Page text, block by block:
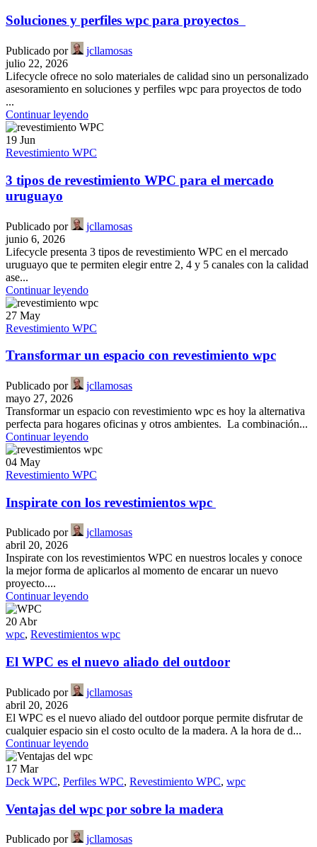
Soluciones y perfiles wpc para proyectos
Publicado por
jcllamosas
julio 22, 2026
Lifecycle ofrece no solo materiales de calidad sino un personalizado
asesoramiento en soluciones y perfiles wpc para proyectos de todo
...
Continuar leyendo
19 Jun
Revestimiento WPC
3 tipos de revestimiento WPC para el mercado
uruguayo
Publicado por
jcllamosas
junio 6, 2026
Lifecycle presenta 3 tipos de revestimiento WPC en el mercado
uruguayo que te permiten elegir entre 2, 4 y 5 canales con la calidad
ase...
Continuar leyendo
27 May
Revestimiento WPC
Transformar un espacio con revestimiento wpc
Publicado por
jcllamosas
mayo 27, 2026
Transformar un espacio con revestimiento wpc es hoy la alternativa
perfecta para hogares oficinas y otros ambientes. La combinación...
Continuar leyendo
04 May
Revestimiento WPC
Inspirate con los revestimientos wpc
Publicado por
jcllamosas
abril 20, 2026
Inspirate con los revestimientos WPC en nuestros locales y conoce
la mejor forma de aplicarlos al momento de encarar un nuevo
proyecto....
Continuar leyendo
20Abr
wpc, Revestimientos wpc
El WPC es el nuevo aliado del outdoor
Publicado por
jcllamosas
abril 20, 2026
El WPC es el nuevo aliado del outdoor porque permite disfrutar de
cualquier espacio sin el costo oculto de la madera. A la hora de d...
Continuar leyendo
17 Mar
Deck WPC, Perfiles WPC, Revestimiento WPC, wpc
Ventajas del wpc por sobre la madera
Publicado por
jcllamosas